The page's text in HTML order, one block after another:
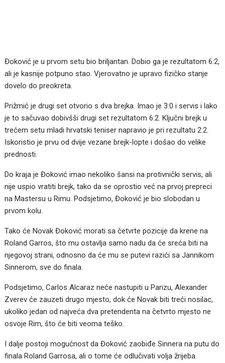
Đoković je u prvom setu bio briljantan. Dobio ga je rezultatom 6:2,
ali je kasnije potpuno stao. Vjerovatno je upravo fizičko stanje
dovelo do preokreta.
Prižmić je drugi set otvorio s dva brejka. Imao je 3:0 i servis i lako
je to sačuvao dobivšši drugi set rezultatom 6:2. Ključni brejk u
trećem setu mladi hrvatski teniser napravio je pri rezultatu 2:2.
Iskoristio je prvu od dvije vezane brejk-lopte i došao do velike
prednosti.
Do kraja je Đoković imao nekoliko šansi na protivnički servis, ali
nije uspio vratiti brejk, tako da se oprostio već na prvoj prepreci
na Mastersu u Rimu. Podsjetimo, Đoković je bio slobodan u
prvom kolu.
Tako će Novak Đoković morati sa četvrte pozicije da krene na
Roland Garros, što mu ostavlja samo nadu da će sreća biti na
njegovoj strani, odnosno da će mu se putevi razići sa Jannikom
Sinnerom, sve do finala.
Podsjetimo, Carlos Alcaraz neće nastupiti u Parizu, Alexander
Zverev će zauzeti drugo mjesto, dok će Novak biti treći nosilac,
ukoliko jedan od najveća dva pretendenta na četvrto mjesto ne
osvoje Rim, što će biti veoma teško.
I dalje postoji mogućnost da Đoković zaobiđe Sinnera na putu do
finala Roland Garrosa, ali o tome će odlučivati volja žrijeba.